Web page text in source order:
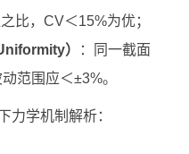
比，CV＜15%为优；
）
：同一截面
范围应＜±3%。
力学机制解析：